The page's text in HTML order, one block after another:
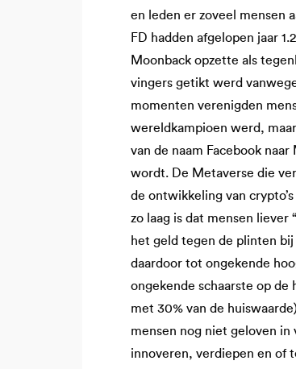
en leden er zoveel mensen
FD hadden afgelopen jaar
Moonback opzette als
vingers getikt werd
momenten verenigden
wereldkampioen werd,
van de naam Facebook
wordt. De Metaverse die
de ontwikkeling van
zo laag is dat mensen liever
het geld tegen de plinten bij
daardoor tot ongekende
ongekende schaarste op
met 30% van de
mensen nog niet geloven
innoveren, verdiepen en of